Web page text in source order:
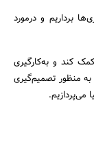
برداریم و درمورد
کند و به‌کارگیری
منظور تصمیم‌گیری
می‌پردازیم.